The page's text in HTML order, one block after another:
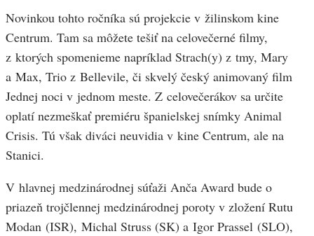
Novinkou tohto ročníka sú projekcie v žilinskom kine
Centrum. Tam sa môžete tešiť na celovečerné filmy,
z ktorých spomenieme napríklad Strach(y) z tmy, Mary
a Max, Trio z Bellevile, či skvelý český animovaný film
Jednej noci v jednom meste. Z celovečerákov sa určite
oplatí nezmeškať premiéru španielskej snímky Animal
Crisis. Tú však diváci neuvidia v kine Centrum, ale na
Stanici.
V hlavnej medzinárodnej súťaži Anča Award bude o
priazeň trojčlennej medzinárodnej poroty v zložení Rutu
Modan (ISR), Michal Struss (SK) a Igor Prassel (SLO),